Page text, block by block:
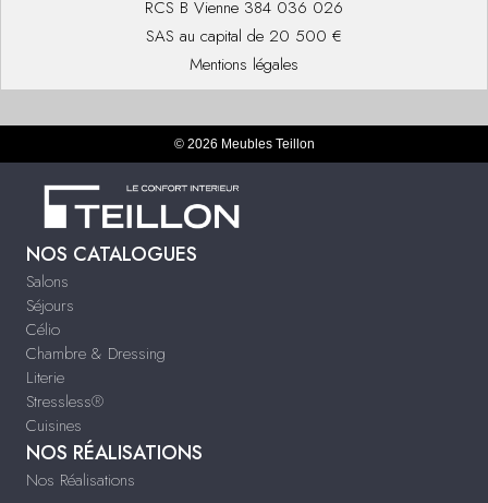
RCS B Vienne 384 036 026
SAS au capital de 20 500 €
Mentions légales
© 2026 Meubles Teillon
NOS CATALOGUES
Salons
Séjours
Célio
Chambre & Dressing
Literie
Stressless®
Cuisines
NOS RÉALISATIONS
Nos Réalisations